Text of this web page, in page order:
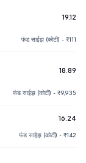
19.12
फंड साईझ (कोटी) - ₹111
18.89
फंड साईझ (कोटी) - ₹9,935
16.24
फंड साईझ (कोटी) - ₹142